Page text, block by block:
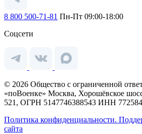
8 800 500-71-81 Пн-Пт 09:00-18:00
Соцсети
© 2026 Общество с ограниченной
«поВоенке» Москва, Хорошёвское
521, ОГРН 5147746388543 ИНН
Политика конфиденциальности.
сайта